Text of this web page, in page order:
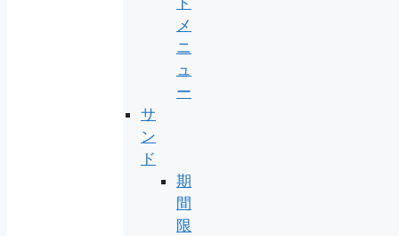
メ
ニ
ュ
ー
サ
ン
ド
期
間
限